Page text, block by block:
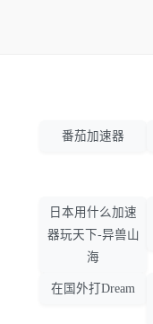
番茄加速器
日本用什么加速
器玩天下-异兽山
海
在国外打Dream